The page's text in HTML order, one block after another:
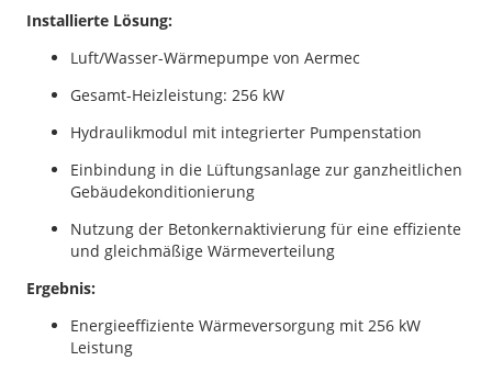
Installierte Lösung:
Luft/Wasser-Wärmepumpe von Aermec
Gesamt-Heizleistung: 256 kW
Hydraulikmodul mit integrierter Pumpenstation
Einbindung in die Lüftungsanlage zur ganzheitlichen
Gebäudekonditionierung
Nutzung der Betonkernaktivierung für eine effiziente
und gleichmäßige Wärmeverteilung
Ergebnis:
Energieeffiziente Wärmeversorgung mit 256 kW
Leistung